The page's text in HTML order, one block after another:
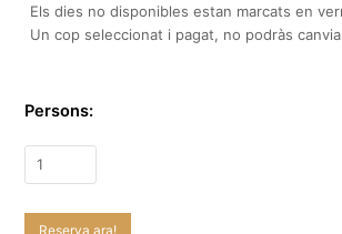
Els dies no disponibles estan marcats en
Un cop seleccionat i pagat, no podràs
Persons:
Reserva ara!